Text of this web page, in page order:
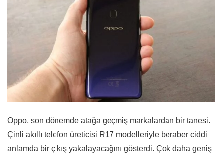
Oppo, son dönemde atağa geçmiş markalardan bir tanesi.
Çinli akıllı telefon üreticisi R17 modelleriyle beraber ciddi
anlamda bir çıkış yakalayacağını gösterdi. Çok daha geniş